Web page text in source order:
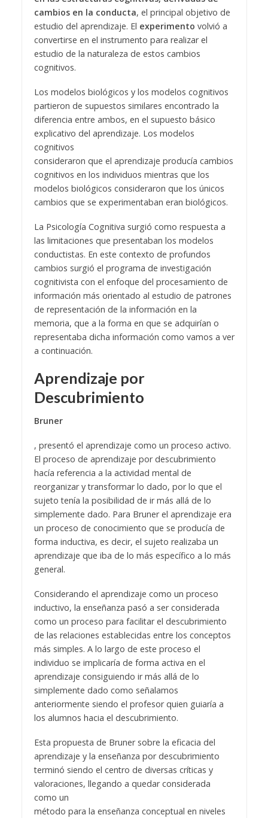
cambios en la conducta, el principal objetivo de
estudio del aprendizaje. El experimento volvió a
convertirse en el instrumento para realizar el
estudio de la naturaleza de estos cambios
cognitivos.
Los modelos biológicos y los modelos cognitivos
partieron de supuestos similares encontrado la
diferencia entre ambos, en el supuesto básico
explicativo del aprendizaje. Los modelos
cognitivos
consideraron que el aprendizaje producía cambios
cognitivos en los individuos mientras que los
modelos biológicos consideraron que los únicos
cambios que se experimentaban eran biológicos.
La Psicología Cognitiva surgió como respuesta a
las limitaciones que presentaban los modelos
conductistas. En este contexto de profundos
cambios surgió el programa de investigación
cognitivista con el enfoque del procesamiento de
información más orientado al estudio de patrones
de representación de la información en la
memoria, que a la forma en que se adquirían o
representaba dicha información como vamos a ver
a continuación.
Aprendizaje por
Descubrimiento
Bruner
, presentó el aprendizaje como un proceso activo.
El proceso de aprendizaje por descubrimiento
hacía referencia a la actividad mental de
reorganizar y transformar lo dado, por lo que el
sujeto tenía la posibilidad de ir más allá de lo
simplemente dado. Para Bruner el aprendizaje era
un proceso de conocimiento que se producía de
forma inductiva, es decir, el sujeto realizaba un
aprendizaje que iba de lo más específico a lo más
general.
Considerando el aprendizaje como un proceso
inductivo, la enseñanza pasó a ser considerada
como un proceso para facilitar el descubrimiento
de las relaciones establecidas entre los conceptos
más simples. A lo largo de este proceso el
individuo se implicaría de forma activa en el
aprendizaje consiguiendo ir más allá de lo
simplemente dado como señalamos
anteriormente siendo el profesor quien guiaría a
los alumnos hacia el descubrimiento.
Esta propuesta de Bruner sobre la eficacia del
aprendizaje y la enseñanza por descubrimiento
terminó siendo el centro de diversas críticas y
valoraciones, llegando a quedar considerada
como un
método para la enseñanza conceptual en niveles